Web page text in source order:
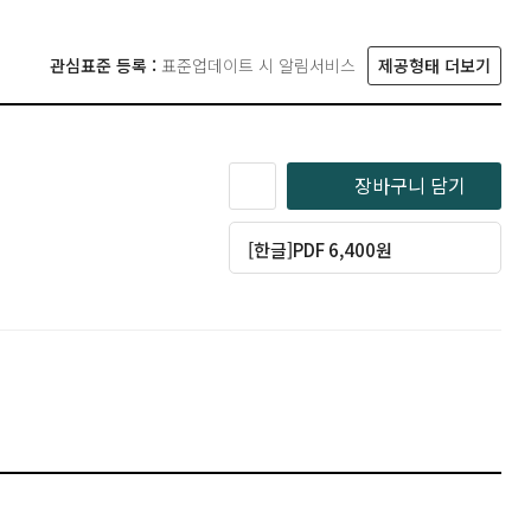
관심표준 등록 : 표준업데이트 시 알림서비스 제공형태 더보기
장바구니 담기
[한글]PDF 6,400원